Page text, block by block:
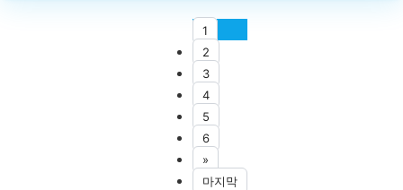
1
2
3
4
5
6
»
마지막